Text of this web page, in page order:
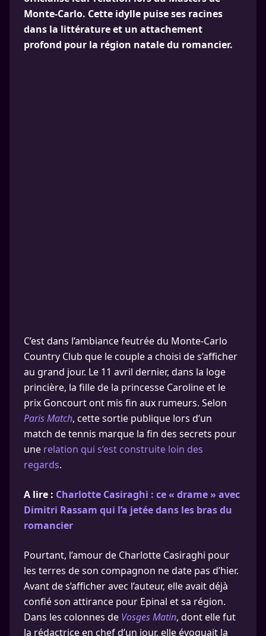
Monte-Carlo. Cette idylle puise ses racines
dans la littérature et un attachement
profond pour la région natale du romancier.
C’est dans l’ambiance feutrée du Monte-Carlo
Country Club que le couple a choisi de s’afficher
au grand jour. Le 11 avril dernier, dans la loge
princière, la fille de la princesse Caroline et le
prix Goncourt ont mis fin aux rumeurs. Selon
Paris Match, cette sortie publique lors d’un
match de tennis marque la fin des secrets pour
une relation qui s’est construite loin des
regards.
A lire : Charlotte Casiraghi : ce « drame » avec
Dimitri Rassam qui l’a jetée dans les bras du
romancier
Pourtant, l’amour de Charlotte Casiraghi pour
les terres de son compagnon ne date pas d’hier.
Avant de s’afficher avec l’auteur, elle avait déjà
confié son attirance pour Epinal et sa région.
Dans les colonnes de Vosges Matin, dont elle fut
la rédactrice en chef d’un jour, elle évoquait la